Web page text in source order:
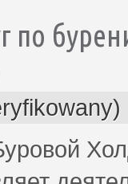
по